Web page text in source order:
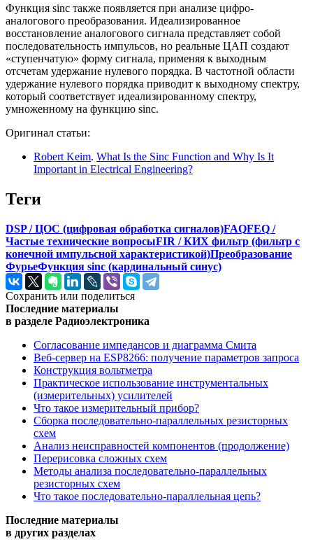
Функция sinc также появляется при анализе цифро-
аналогового преобразования. Идеализированное
восстановление аналогового сигнала представляет собой
последовательность импульсов, но реальные ЦАП создают
«ступенчатую» форму сигнала, применяя к выходным
отсчетам удержание нулевого порядка. В частотной области
удержание нулевого порядка приводит к выходному спектру,
который соответствует идеализированному спектру,
умноженному на функцию sinc.
Оригинал статьи:
Robert Keim. What Is the Sinc Function and Why Is It
Important in Electrical Engineering?
Теги
DSP / ЦОС (цифровая обработка сигналов)FAQFEQ /
Частые технические вопросыFIR / КИХ фильтр (фильтр с
конечной импульсной характеристикой)Преобразование
ФурьеФункция sinc (кардинальный синус)
Сохранить или поделиться
Последние материалы
в разделе Радиоэлектроника
Согласование импедансов и диаграмма Смита
Веб-сервер на ESP8266: получение параметров запроса
Конструкция вольтметра
Практическое использование инструментальных
(измерительных) усилителей
Что такое измерительный прибор?
Сборка последовательно-параллельных резисторных
схем
Анализ неисправностей компонентов (продолжение)
Перерисовка сложных схем
Методы анализа последовательно-параллельных
резисторных схем
Что такое последовательно-параллельная цепь?
Последние материалы
в других разделах